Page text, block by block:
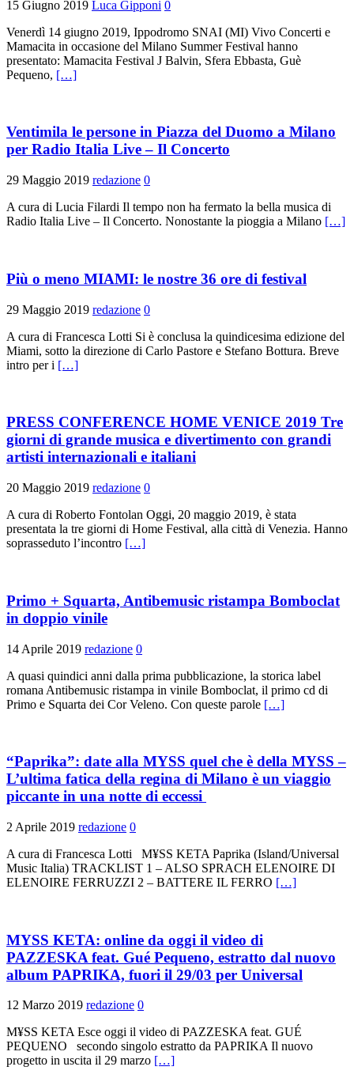
15 Giugno 2019 Luca Gipponi 0
Venerdì 14 giugno 2019, Ippodromo SNAI (MI) Vivo Concerti e
Mamacita in occasione del Milano Summer Festival hanno
presentato: Mamacita Festival J Balvin, Sfera Ebbasta, Guè
Pequeno, […]
Ventimila le persone in Piazza del Duomo a Milano
per Radio Italia Live – Il Concerto
29 Maggio 2019 redazione 0
A cura di Lucia Filardi Il tempo non ha fermato la bella musica di
Radio Italia Live – Il Concerto. Nonostante la pioggia a Milano […]
Più o meno MIAMI: le nostre 36 ore di festival
29 Maggio 2019 redazione 0
A cura di Francesca Lotti Si è conclusa la quindicesima edizione del
Miami, sotto la direzione di Carlo Pastore e Stefano Bottura. Breve
intro per i […]
PRESS CONFERENCE HOME VENICE 2019 Tre
giorni di grande musica e divertimento con grandi
artisti internazionali e italiani
20 Maggio 2019 redazione 0
A cura di Roberto Fontolan Oggi, 20 maggio 2019, è stata
presentata la tre giorni di Home Festival, alla città di Venezia. Hanno
soprasseduto l’incontro […]
Primo + Squarta, Antibemusic ristampa Bomboclat
in doppio vinile
14 Aprile 2019 redazione 0
A quasi quindici anni dalla prima pubblicazione, la storica label
romana Antibemusic ristampa in vinile Bomboclat, il primo cd di
Primo e Squarta dei Cor Veleno. Con queste parole […]
“Paprika”: date alla MYSS quel che è della MYSS –
L’ultima fatica della regina di Milano è un viaggio
piccante in una notte di eccessi
2 Aprile 2019 redazione 0
A cura di Francesca Lotti M¥SS KETA Paprika (Island/Universal
Music Italia) TRACKLIST 1 – ALSO SPRACH ELENOIRE DI
ELENOIRE FERRUZZI 2 – BATTERE IL FERRO […]
MYSS KETA: online da oggi il video di
PAZZESKA feat. Gué Pequeno, estratto dal nuovo
album PAPRIKA, fuori il 29/03 per Universal
12 Marzo 2019 redazione 0
M¥SS KETA Esce oggi il video di PAZZESKA feat. GUÉ
PEQUENO secondo singolo estratto da PAPRIKA Il nuovo
progetto in uscita il 29 marzo […]